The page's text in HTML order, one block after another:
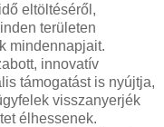
eltöltéséről,
területen
mindennapjait.
innovatív
támogatást is nyújtja,
visszanyerjék
élhessenek.